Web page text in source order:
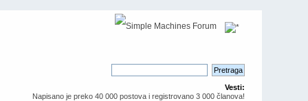
Vesti:
Napisano je preko 40 000 postova i registrovano 3 000 članova!